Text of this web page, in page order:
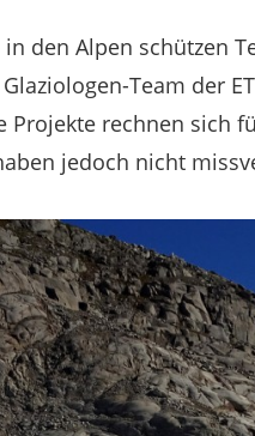
den Alpen schützen
Team der
Projekte rechnen sich
jedoch nicht